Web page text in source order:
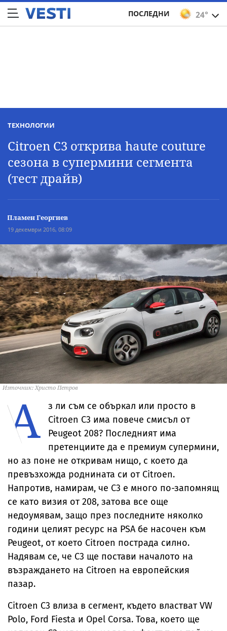
24°
ПОСЛЕДНИ
ТЕХНОЛОГИИ
Citroen C3 открива haute couture
сезона в супермини сегмента
(тест драйв)
Пламен Георгиев
19 декември 2016, 08:09
Източник: Христо Петров
А
з ли съм се объркал или просто в
Citroen C3 има повече смисъл от
Peugeot 208? Последният има
претенциите да е премиум супермини,
но аз поне не откривам нищо, с което да
превъзхожда роднината си от Citroen.
Напротив, намирам, че С3 е много по-запомнящ
се като визия от 208, затова все още
недоумявам, защо през последните няколко
години целият ресурс на PSA бе насочен към
Peugeot, от което Citroen пострада силно.
Надявам се, че С3 ще постави началото на
възраждането на Citroen на европейския
пазар.
Citroen C3 влиза в сегмент, където властват VW
Polo, Ford Fiesta и Opel Corsa. Това, което ще